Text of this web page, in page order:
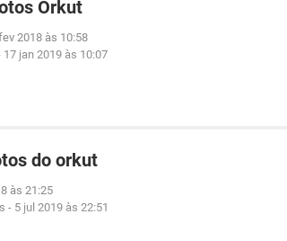
Orkut
2018 às 10:58
17 jan 2019 às 10:07
do orkut
às 21:25
- 5 jul 2019 às 22:51